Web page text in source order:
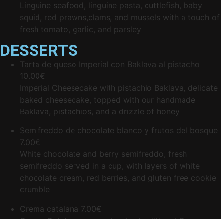
Linguine seafood, linguine pasta, cuttlefish, baby
squid, red prawns,clams, and mussels with a touch of
fresh tomato, garlic, and parsley
DESSERTS
Tarta de queso Imperial con Baklava al pistacho
10.00€
Imperial Cheesecake with pistachio Baklava, delicate
baked cheesecake, topped with our handmade
Baklava, pistachios, and a drizzle of honey
Semifreddo de chocolate blanco y frutos del bosque
7.00€
White chocolate and berry semifreddo, fresh
semifreddo served in a cup, with layers of white
chocolate cream, red berries, and gluten free cookie
crumble
Crema catalana 7.00€